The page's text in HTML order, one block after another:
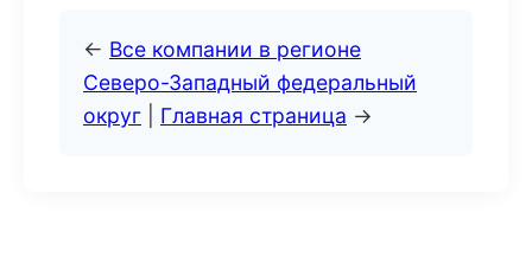
← Все компании в регионе
Северо-Западный федеральный
округ
Главная страница →